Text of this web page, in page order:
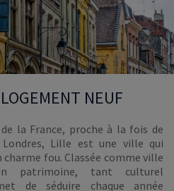
NEUF
la France, proche à la fois de
Lille est une ville qui
fou. Classée comme ville
patrimoine, tant culturel
de séduire chaque année